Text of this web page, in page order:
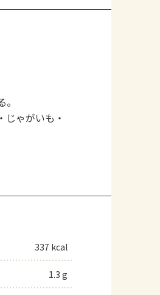
ゃがいも・
337 kcal
1.3 g